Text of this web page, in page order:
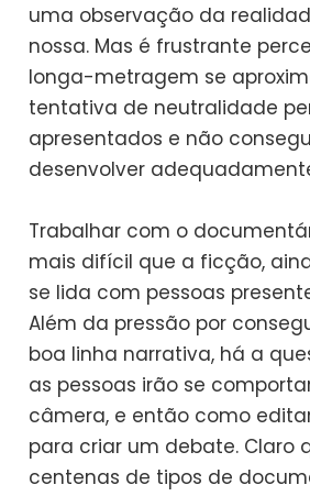
uma observação da
nossa. Mas é frustrante
longa-metragem se
tentativa de neutralidade
apresentados e não
desenvolver
Trabalhar com o
mais difícil que a ficção,
se lida com pessoas
Além da pressão por
boa linha narrativa, há a
as pessoas irão se
câmera, e então como
para criar um debate. Claro
centenas de tipos de